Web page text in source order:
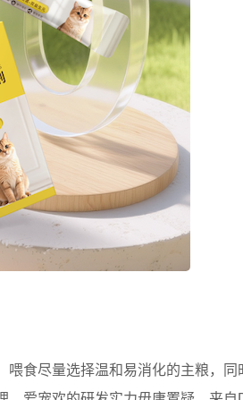
食尽量选择温和易消化的主粮，同